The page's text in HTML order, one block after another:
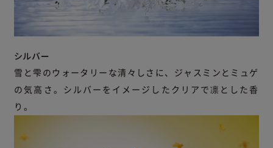
シルバー
雪と雫のウォータリーな清々しさに、ジャスミンとミュゲ
の気高さ。シルバーをイメージしたクリアで凛とした香
り。